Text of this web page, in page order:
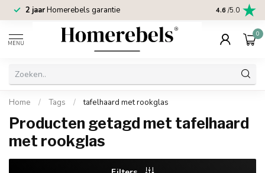
2 jaarHomerebels garantie 4.6 /5.0
MENU
0
Home / Tags / tafelhaard met rookglas
Producten getagd met tafelhaard
met rookglas